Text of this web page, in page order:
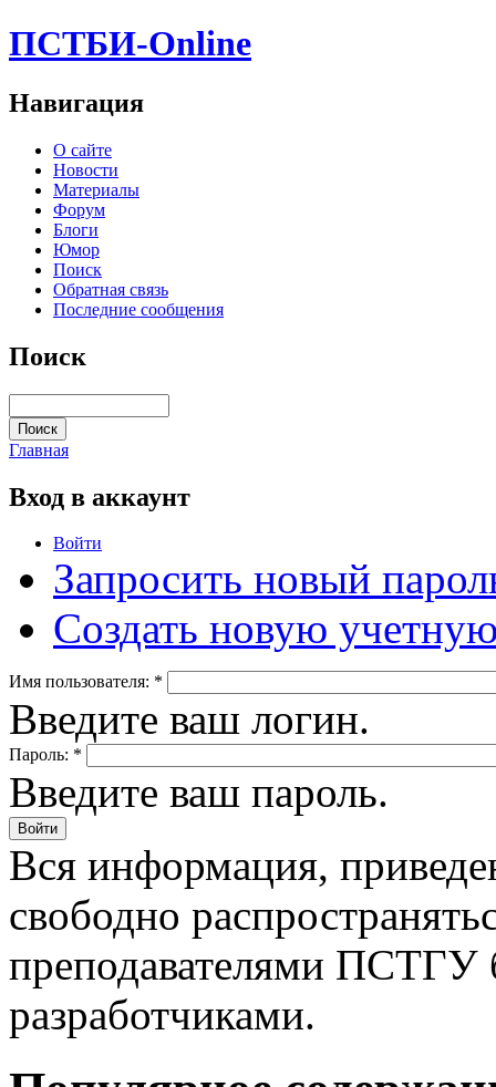
ПСТБИ-Online
Навигация
О сайте
Новости
Материалы
Форум
Блоги
Юмор
Поиск
Обратная связь
Последние сообщения
Поиск
Главная
Вход в аккаунт
Войти
Запросить новый
Создать новую
Имя пользователя: *
Введите ваш логин.
Пароль: *
Введите ваш пароль.
Вся информация,
свободно
преподавателями ПСТГУ
разработчиками.